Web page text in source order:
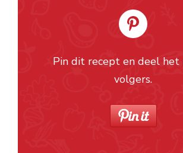
Pin dit recept en deel het
volgers.